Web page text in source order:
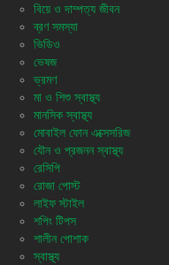
বিয়ে ও দাম্পত্য জীবন
ব্রণ সমস্যা
ভিডিও
ভেষজ
ভ্রমণ
মা ও শিশু স্বাস্থ্য
মানসিক স্বাস্থ্য
মোবাইল ফোন এক্সেসরিজ
যৌন ও প্রজনন স্বাস্থ্য
রেসিপি
রোজা পোস্ট
লাইফ স্টাইল
শপিং টিপস
শালীন পোশাক
স্বাস্থ্য